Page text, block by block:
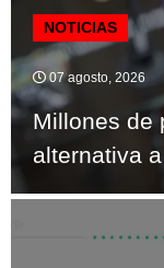
NOTICIAS
07 agosto, 2026
Millones de
alternativa